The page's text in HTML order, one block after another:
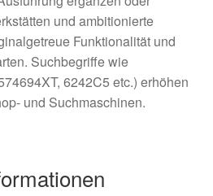
und ambitionierte
Funktionalität und
Suchbegriffe wie
6242C5 etc.) erhöhen
und Suchmaschinen.